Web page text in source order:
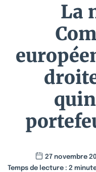
La
27 novembre
Temps de lecture : 2